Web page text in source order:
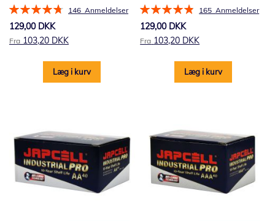
Bedømmelse:
146 Anmeldelser
129,00 DKK
Fra 103,20 DKK
Læg i kurv
Bedømmelse:
165Anmeldelser
129,00 DKK
Fra 103,20 DKK
Læg i kurv